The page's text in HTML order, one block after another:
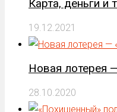
Карта, деньги и
19.12.2021
Новая лотерея
28.10.2020